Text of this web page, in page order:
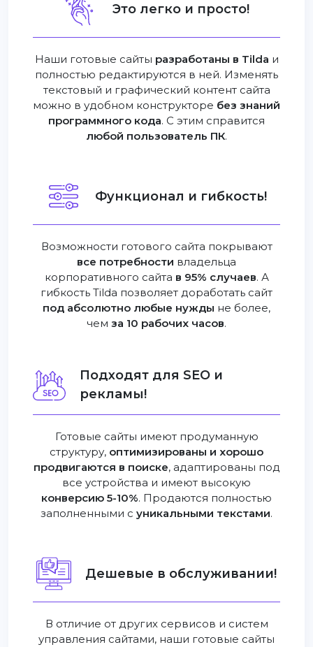
Это легко и просто!
Наши готовые сайты разработаны в Tilda и
полностью редактируются в ней. Изменять
текстовый и графический контент сайта
можно в удобном конструкторе без знаний
программного кода. С этим справится
любой пользователь ПК.
Функционал и гибкость!
Возможности готового сайта покрывают
все потребности владельца
корпоративного сайта в 95% случаев. А
гибкость Tilda позволяет доработать сайт
под абсолютно любые нужды не более,
чем за 10 рабочих часов.
Подходят для SEO и
рекламы!
Готовые сайты имеют продуманную
структуру, оптимизированы и хорошо
продвигаются в поиске, адаптированы под
все устройства и имеют высокую
конверсию 5-10%. Продаются полностью
заполненными с уникальными текстами.
Дешевые в обслуживании!
В отличие от других сервисов и систем
управления сайтами, наши готовые сайты